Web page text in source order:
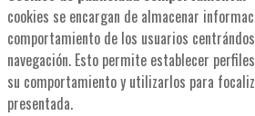
cookies se encargan de almacenar
comportamiento de los usuarios
navegación. Esto permite establecer
su comportamiento y utilizarlos para
presentada.